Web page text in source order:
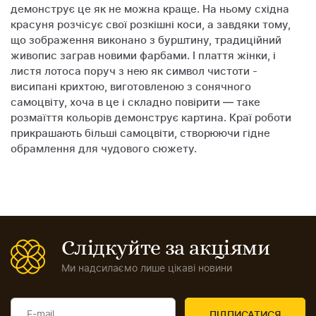
демонструє це як не можна краще. На ньому східна
красуня розчісує свої розкішні коси, а завдяки тому,
що зображення виконано з бурштину, традиційний
живопис заграв новими фарбами. І плаття жінки, і
листя лотоса поруч з нею як символ чистоти -
висипані крихтою, виготовленою з сонячного
самоцвіту, хоча в це і складно повірити — таке
розмаїття кольорів демонструє картина. Краї роботи
прикрашають більші самоцвіти, створюючи гідне
обрамлення для чудового сюжету.
Слідкуйте за акціями
Ми надсилаємо лише цікаві новини